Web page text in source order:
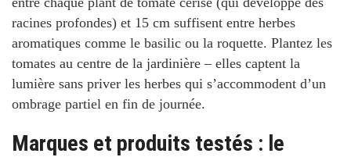
racines profondes) et 15 cm suffisent entre herbes
aromatiques comme le basilic ou la roquette. Plantez les
tomates au centre de la jardinière – elles captent la
lumière sans priver les herbes qui s’accommodent d’un
ombrage partiel en fin de journée.
Marques et produits testés : le